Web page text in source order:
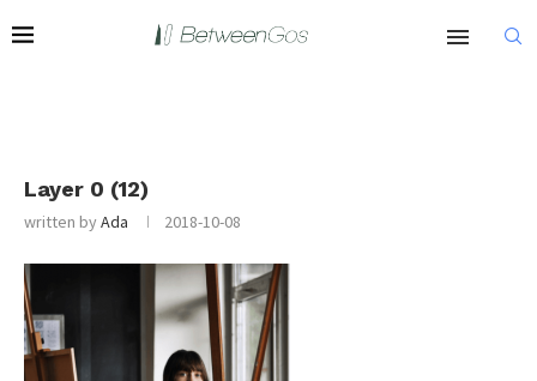
Layer 0 (12)
written byAda 2018-10-08